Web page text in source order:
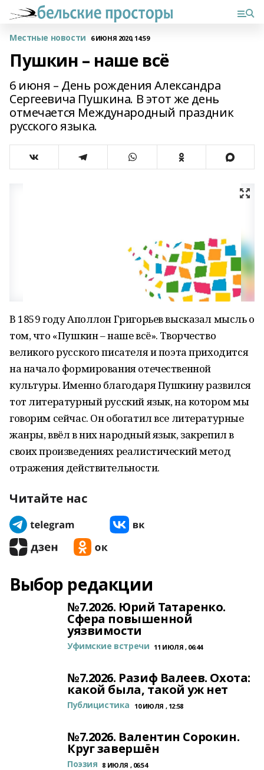
Местные новости 6 ИЮНЯ 2020, 14:59
Пушкин – наше всё
6 июня – День рождения Александра
Сергеевича Пушкина. В этот же день
отмечается Международный праздник
русского языка.
В 1859 году Аполлон Григорьев высказал мысль о
том, что «Пушкин – наше всё». Творчество
великого русского писателя и поэта приходится
на начало формирования отечественной
культуры. Именно благодаря Пушкину развился
тот литературный русский язык, на котором мы
говорим сейчас. Он обогатил все литературные
жанры, ввёл в них народный язык, закрепил в
своих произведениях реалистический метод
отражения действительности.
Читайте нас
Выбор редакции
№7.2026. Юрий Татаренко.
Сфера повышенной
уязвимости
Уфимские встречи 11 ИЮЛЯ , 06:44
№7.2026. Разиф Валеев. Охота:
какой была, такой уж нет
Публицистика 10 ИЮЛЯ , 12:58
№7.2026. Валентин Сорокин.
Круг завершён
Поэзия 8 ИЮЛЯ , 06:54